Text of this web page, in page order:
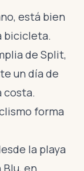
está bien
bicicleta.
de Split,
un día de
costa.
forma
la playa
en